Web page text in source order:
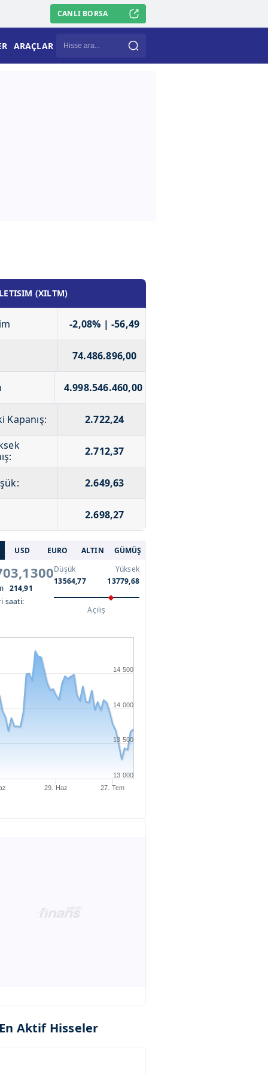
CANLI BORSA
ARAÇLAR
(XILTM)
-2,08% | -56,49
74.486.896,00
4.998.546.460,00
Kapanış:
2.722,24
2.712,37
2.649,63
2.698,27
USD EURO ALTIN GÜMÜŞ
214,91
saati:
Düşük
13564,77
Yüksek
13779,68
Açılış
29. Haz 27. Tem
13 000
13 500
14 000
14 500
Aktif Hisseler